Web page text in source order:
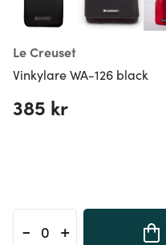
Le Creuset
Vinkylare WA-126 black
385 kr
- +